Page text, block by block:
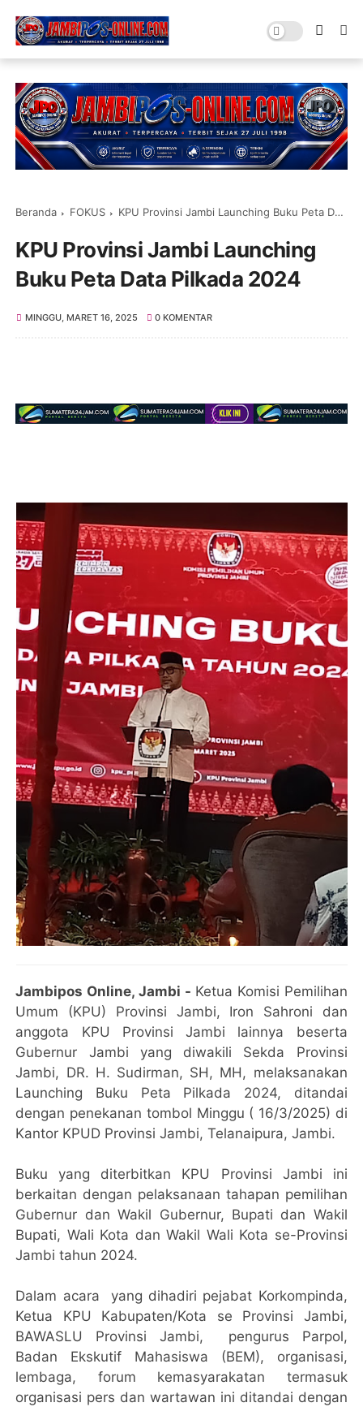
Beranda FOKUS KPU Provinsi Jambi Launching Buku Peta Data Pilkada 2024
KPU Provinsi Jambi Launching
Buku Peta Data Pilkada 2024
MINGGU, MARET 16, 2025 0 KOMENTAR
Jambipos Online, Jambi - Ketua Komisi Pemilihan
Umum (KPU) Provinsi Jambi, Iron Sahroni dan
anggota KPU Provinsi Jambi lainnya beserta
Gubernur Jambi yang diwakili Sekda Provinsi
Jambi, DR. H. Sudirman, SH, MH, melaksanakan
Launching Buku Peta Pilkada 2024, ditandai
dengan penekanan tombol Minggu ( 16/3/2025) di
Kantor KPUD Provinsi Jambi, Telanaipura, Jambi.
Buku yang diterbitkan KPU Provinsi Jambi ini
berkaitan dengan pelaksanaan tahapan pemilihan
Gubernur dan Wakil Gubernur, Bupati dan Wakil
Bupati, Wali Kota dan Wakil Wali Kota se-Provinsi
Jambi tahun 2024.
Dalam acara yang dihadiri pejabat Korkompinda,
Ketua KPU Kabupaten/Kota se Provinsi Jambi,
BAWASLU Provinsi Jambi, pengurus Parpol,
Badan Ekskutif Mahasiswa (BEM), organisasi,
lembaga, forum kemasyarakatan termasuk
organisasi pers dan wartawan ini ditandai dengan